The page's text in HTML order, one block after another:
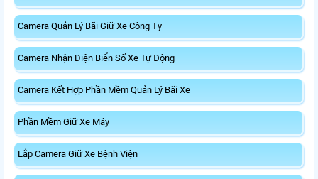
Camera Quản Lý Bãi Giữ Xe Công Ty
Camera Nhận Diện Biển Số Xe Tự Động
Camera Kết Hợp Phần Mềm Quản Lý Bãi Xe
Phần Mềm Giữ Xe Máy
Lắp Camera Giữ Xe Bệnh Viện